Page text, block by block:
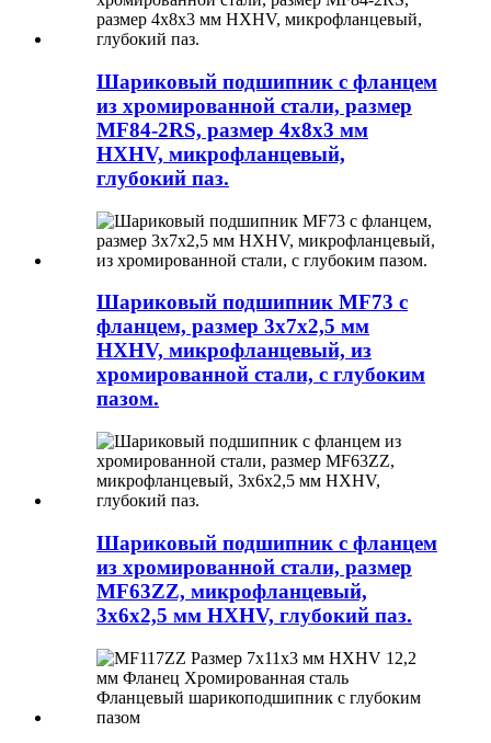
Шариковый подшипник с фланцем
из хромированной стали, размер
MF84-2RS, размер 4x8x3 мм
HXHV, микрофланцевый,
глубокий паз.
Шариковый подшипник MF73 с
фланцем, размер 3x7x2,5 мм
HXHV, микрофланцевый, из
хромированной стали, с глубоким
пазом.
Шариковый подшипник с фланцем
из хромированной стали, размер
MF63ZZ, микрофланцевый,
3x6x2,5 мм HXHV, глубокий паз.